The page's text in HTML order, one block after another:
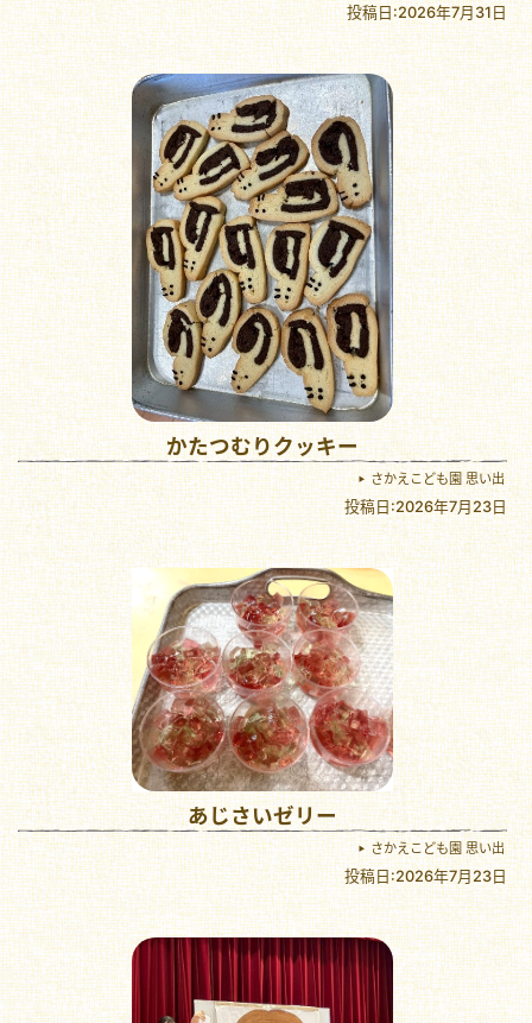
投稿日:2026年7月31日
かたつむりクッキー
さかえこども園 思い出
投稿日:2026年7月23日
あじさいゼリー
さかえこども園 思い出
投稿日:2026年7月23日